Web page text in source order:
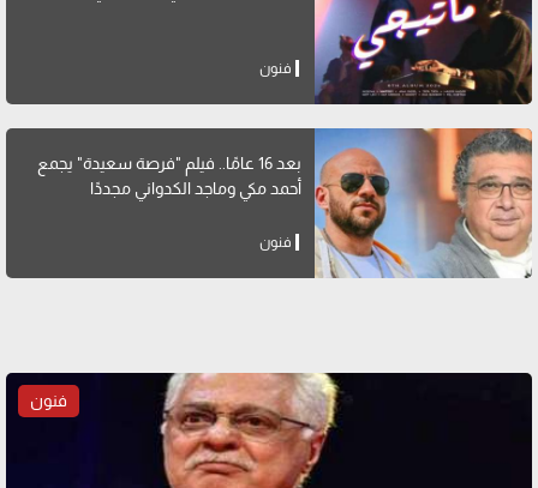
فنون
بعد 16 عامًا.. فيلم "فرصة سعيدة" يجمع
أحمد مكي وماجد الكدواني مجددًا
فنون
فنون